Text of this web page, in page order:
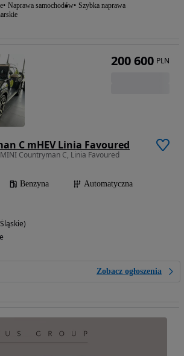
Naprawa samochodów Szybka naprawa
C mHEV Linia Favoured
Countryman C, Linia Favoured
Benzyna
Automatyczna
Zobacz ogłoszenia
200 600 PLN